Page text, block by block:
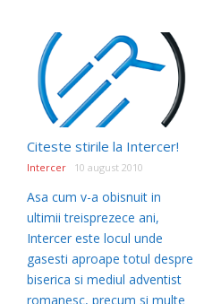
Citeste stirile la Intercer!
Intercer 10 august 2010
Asa cum v-a obisnuit in
ultimii treisprezece ani,
Intercer este locul unde
gasesti aproape totul despre
biserica si mediul adventist
romanesc, precum si multe